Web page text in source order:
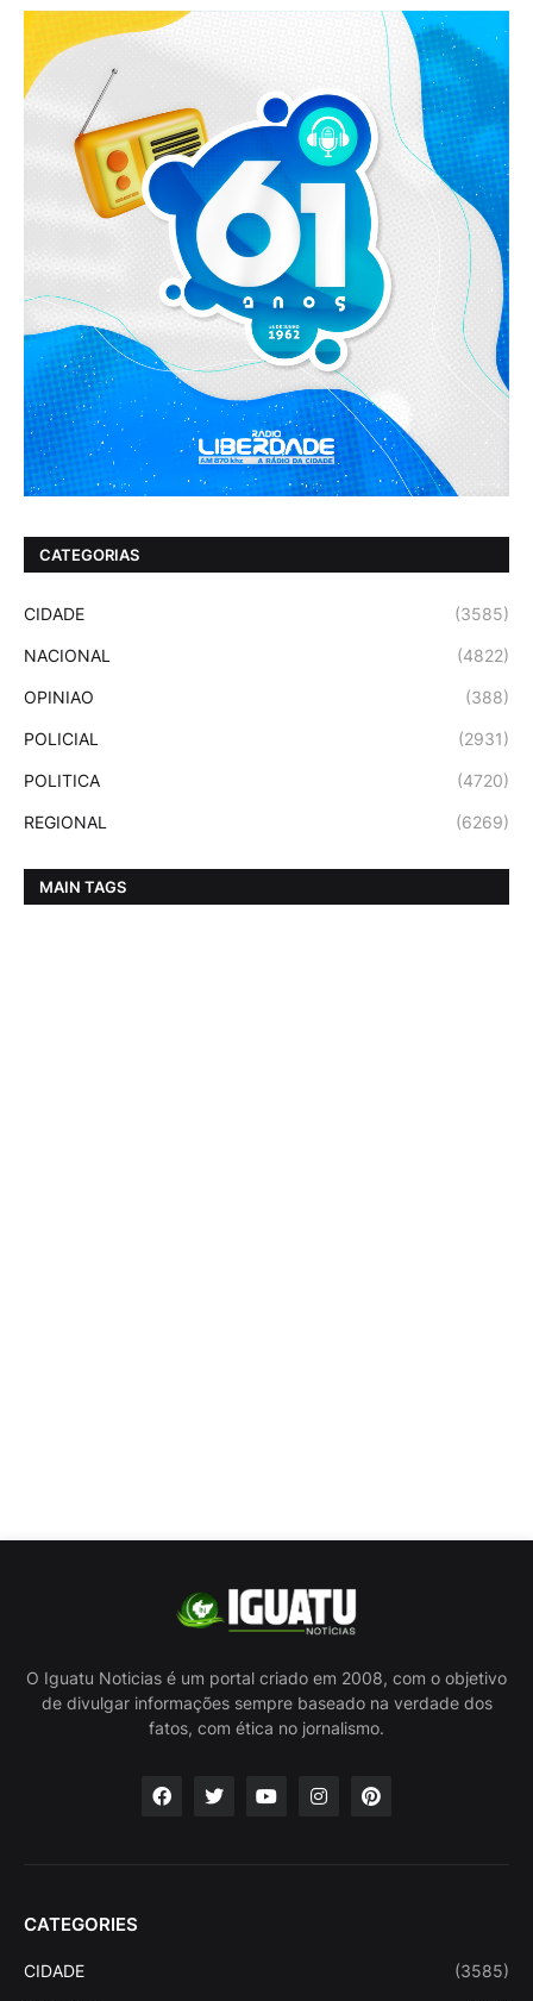
CATEGORIAS
CIDADE (3585)
NACIONAL (4822)
OPINIAO (388)
POLICIAL (2931)
POLITICA (4720)
REGIONAL (6269)
MAIN TAGS
O Iguatu Noticias é um portal criado em 2008, com o objetivo
de divulgar informações sempre baseado na verdade dos
fatos, com ética no jornalismo.
CATEGORIES
CIDADE (3585)